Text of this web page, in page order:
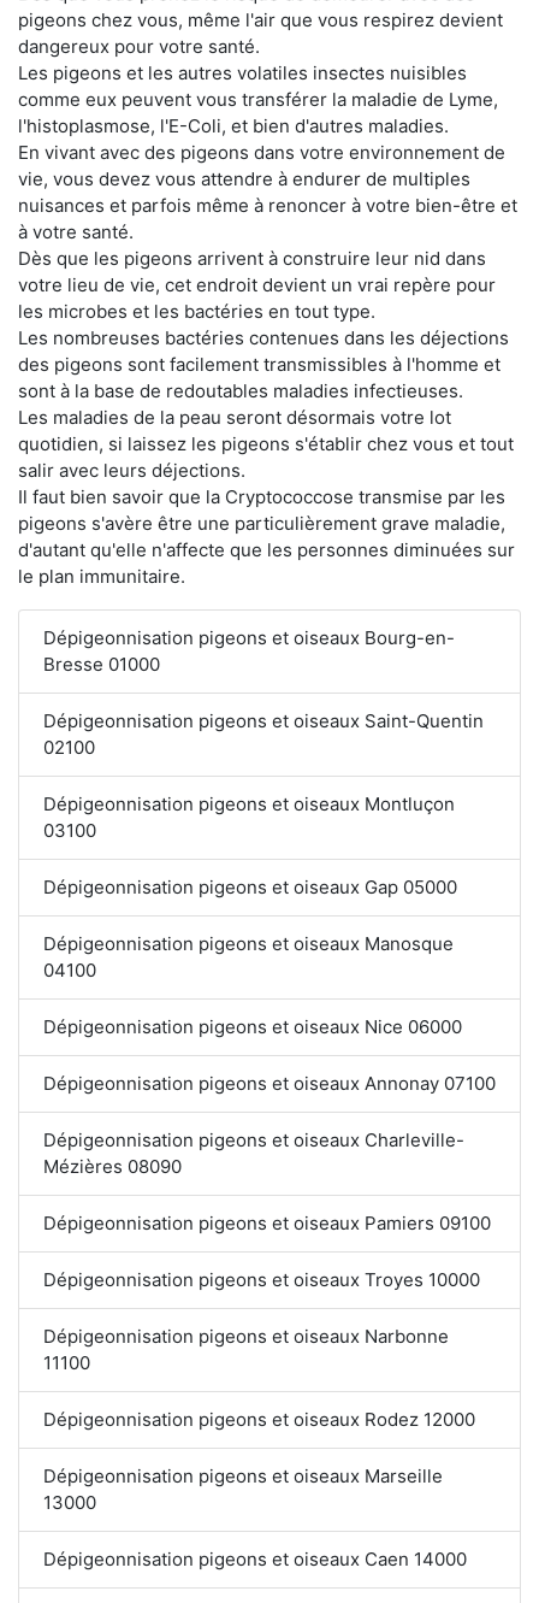
pigeons chez vous, même l'air que vous respirez devient
dangereux pour votre santé.
Les pigeons et les autres volatiles insectes nuisibles
comme eux peuvent vous transférer la maladie de Lyme,
l'histoplasmose, l'E-Coli, et bien d'autres maladies.
En vivant avec des pigeons dans votre environnement de
vie, vous devez vous attendre à endurer de multiples
nuisances et parfois même à renoncer à votre bien-être et
à votre santé.
Dès que les pigeons arrivent à construire leur nid dans
votre lieu de vie, cet endroit devient un vrai repère pour
les microbes et les bactéries en tout type.
Les nombreuses bactéries contenues dans les déjections
des pigeons sont facilement transmissibles à l'homme et
sont à la base de redoutables maladies infectieuses.
Les maladies de la peau seront désormais votre lot
quotidien, si laissez les pigeons s'établir chez vous et tout
salir avec leurs déjections.
Il faut bien savoir que la Cryptococcose transmise par les
pigeons s'avère être une particulièrement grave maladie,
d'autant qu'elle n'affecte que les personnes diminuées sur
le plan immunitaire.
Dépigeonnisation pigeons et oiseaux Bourg-en-
Bresse 01000
Dépigeonnisation pigeons et oiseaux Saint-Quentin
02100
Dépigeonnisation pigeons et oiseaux Montluçon
03100
Dépigeonnisation pigeons et oiseaux Gap 05000
Dépigeonnisation pigeons et oiseaux Manosque
04100
Dépigeonnisation pigeons et oiseaux Nice 06000
Dépigeonnisation pigeons et oiseaux Annonay 07100
Dépigeonnisation pigeons et oiseaux Charleville-
Mézières 08090
Dépigeonnisation pigeons et oiseaux Pamiers 09100
Dépigeonnisation pigeons et oiseaux Troyes 10000
Dépigeonnisation pigeons et oiseaux Narbonne
11100
Dépigeonnisation pigeons et oiseaux Rodez 12000
Dépigeonnisation pigeons et oiseaux Marseille
13000
Dépigeonnisation pigeons et oiseaux Caen 14000